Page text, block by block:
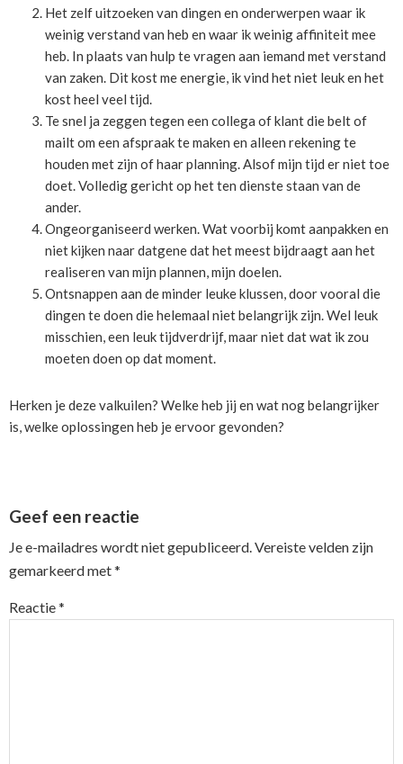
Het zelf uitzoeken van dingen en onderwerpen waar ik
weinig verstand van heb en waar ik weinig affiniteit mee
heb. In plaats van hulp te vragen aan iemand met verstand
van zaken. Dit kost me energie, ik vind het niet leuk en het
kost heel veel tijd.
Te snel ja zeggen tegen een collega of klant die belt of
mailt om een afspraak te maken en alleen rekening te
houden met zijn of haar planning. Alsof mijn tijd er niet toe
doet. Volledig gericht op het ten dienste staan van de
ander.
Ongeorganiseerd werken. Wat voorbij komt aanpakken en
niet kijken naar datgene dat het meest bijdraagt aan het
realiseren van mijn plannen, mijn doelen.
Ontsnappen aan de minder leuke klussen, door vooral die
dingen te doen die helemaal niet belangrijk zijn. Wel leuk
misschien, een leuk tijdverdrijf, maar niet dat wat ik zou
moeten doen op dat moment.
Herken je deze valkuilen? Welke heb jij en wat nog belangrijker
is, welke oplossingen heb je ervoor gevonden?
Interactions
Geef een reactie
Je e-mailadres wordt niet gepubliceerd.Vereiste velden zijn
gemarkeerd met*
Reactie*